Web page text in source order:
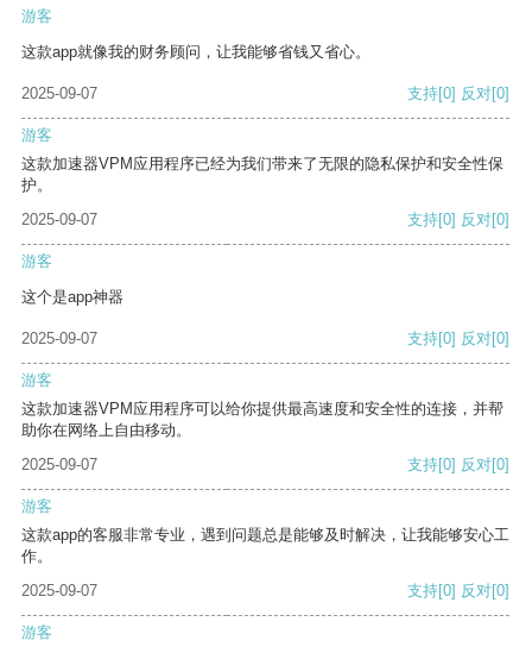
游客
这款app就像我的财务顾问，让我能够省钱又省心。
2025-09-07 支持[0] 反对[0]
游客
这款加速器VPM应用程序已经为我们带来了无限的隐私保护和安全性保
护。
2025-09-07
支持[0] 反对[0]
游客
这个是app神器
2025-09-07 支持[0] 反对[0]
游客
这款加速器VPM应用程序可以给你提供最高速度和安全性的连接，并帮
助你在网络上自由移动。
2025-09-07
支持[0] 反对[0]
游客
这款app的客服非常专业，遇到问题总是能够及时解决，让我能够安心工
作。
2025-09-07
支持[0] 反对[0]
游客